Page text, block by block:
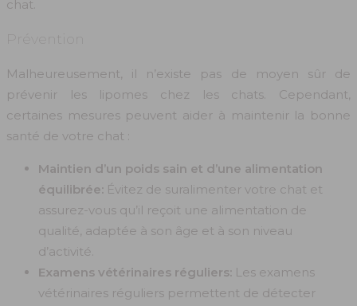
chat.
Prévention
Malheureusement, il n’existe pas de moyen sûr de
prévenir les lipomes chez les chats. Cependant,
certaines mesures peuvent aider à maintenir la bonne
santé de votre chat :
Maintien d’un poids sain et d’une alimentation
équilibrée: Évitez de suralimenter votre chat et
assurez-vous qu’il reçoit une alimentation de
qualité, adaptée à son âge et à son niveau
d’activité.
Examens vétérinaires réguliers: Les examens
vétérinaires réguliers permettent de détecter